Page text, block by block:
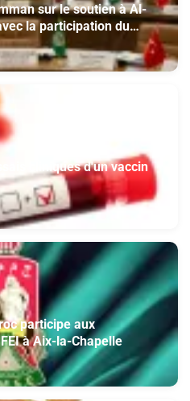
sur le soutien à Al-
la participation du
cliniques d'un vaccin
participe aux
à Aix-la-Chapelle